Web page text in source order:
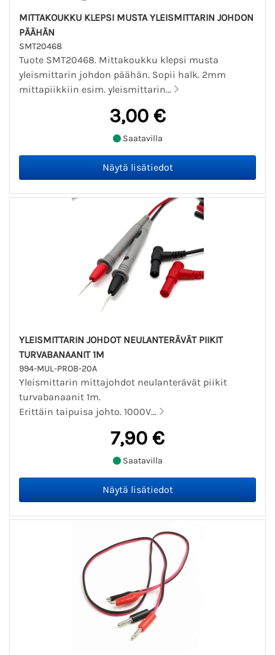
MITTAKOUKKU KLEPSI MUSTA YLEISMITTARIN JOHDON
PÄÄHÄN
SMT20468
Tuote SMT20468. Mittakoukku klepsi musta
yleismittarin johdon päähän. Sopii halk. 2mm
mittapiikkiin esim. yleismittarin...
3,00 €
Saatavilla
YLEISMITTARIN JOHDOT NEULANTERÄVÄT PIIKIT
TURVABANAANIT 1M
994-MUL-PROB-20A
Yleismittarin mittajohdot neulanterävät piikit
turvabanaanit 1m.
Erittäin taipuisa johto. 1000V...
7,90 €
Saatavilla